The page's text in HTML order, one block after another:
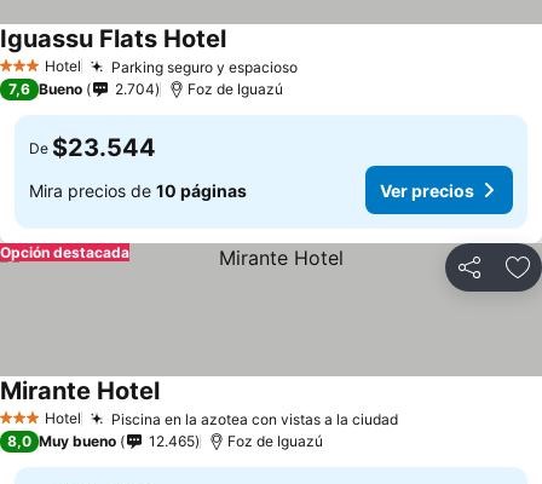
3 Estrellas
Hotel Parking seguro y espacioso
Iguassu Flats Hotel
7,6 Bueno 2.704 Foz de Iguazú
De $23.544
Mira precios de 10 páginas Ver precios
Compartir
Opción destacada
3 Estrellas
Hotel Piscina en la azotea con vistas a la ciudad
Mirante Hotel
8,0 Muy bueno 12.465 Foz de Iguazú